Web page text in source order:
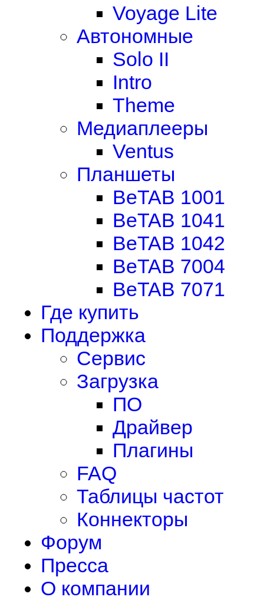
Voyage Lite
Автономные
Solo II
Intro
Theme
Медиаплееры
Ventus
Планшеты
BeTAB 1001
BeTAB 1041
BeTAB 1042
BeTAB 7004
BeTAB 7071
Где купить
Поддержка
Сервис
Загрузка
ПО
Драйвер
Плагины
FAQ
Таблицы частот
Коннекторы
Форум
Пресса
О компании